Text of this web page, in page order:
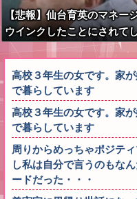
【悲報】仙台育英のマネー
ウインクしたことにされて
高校３年生の女です。家
で暮らしています
高校３年生の女です。家
で暮らしています
周りからめっちゃポジテ
し私は自分で言うのもな
ードだった・・・